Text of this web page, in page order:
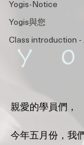
Yogis-Notice
Yogis與您
Class introduction -
親愛的學員們，
今年五月份，我